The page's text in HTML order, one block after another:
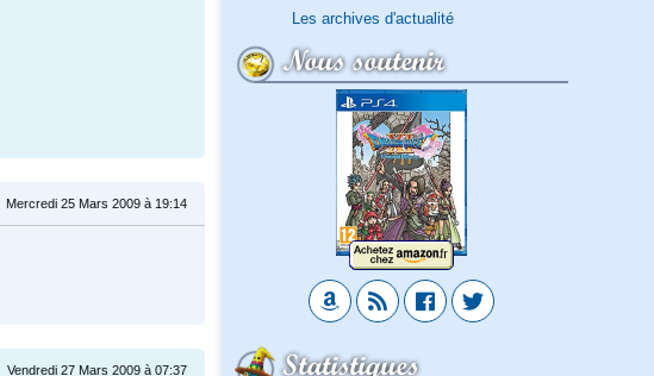
Les archives d'actualité
Nous soutenir
Statistiques
Mercredi 25 Mars 2009 à 19:14
Vendredi 27 Mars 2009 à 07:37